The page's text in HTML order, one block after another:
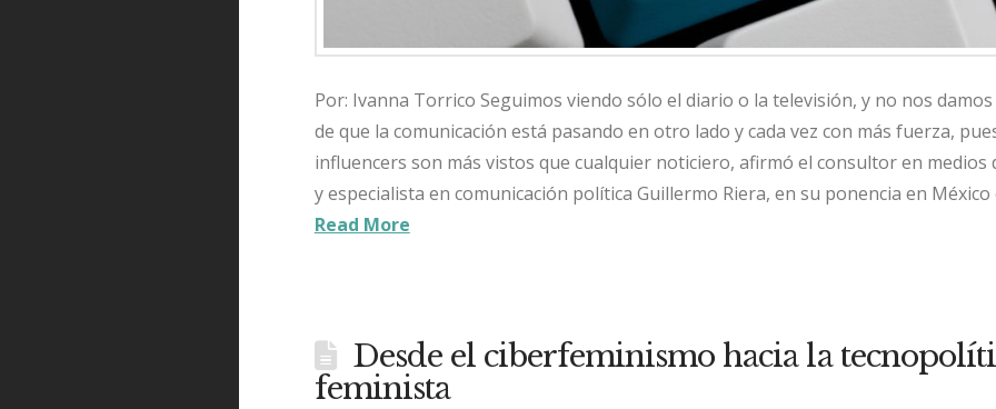
Por: Ivanna Torrico Seguimos viendo sólo el diario o la televisión, y no nos
de que la comunicación está pasando en otro lado y cada vez con más fuerza,
influencers son más vistos que cualquier noticiero, afirmó el consultor en medios
y especialista en comunicación política Guillermo Riera, en su ponencia en
Read More
Desde el ciberfeminismo hacia la
feminista